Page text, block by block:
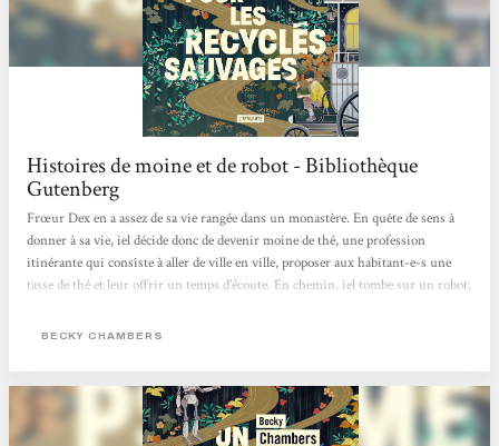
Histoires de moine et de robot - Bibliothèque
Gutenberg
Frœur Dex en a assez de sa vie rangée dans un monastère. En quête de sens à
donner à sa vie, iel décide donc de devenir moine de thé, une profession
itinérante qui consiste à aller de ville en ville, proposer aux habitant-e-s une
tasse de thé et leur offrir un temps d’écoute. En chemin, iel tombe sur un robot,
son espèce est partie vivre dans la nature. Celui-ci vient avec une question à
Commence...
BECKY CHAMBERS